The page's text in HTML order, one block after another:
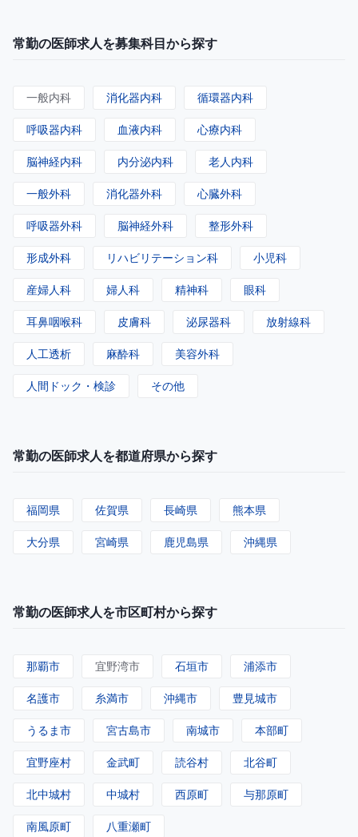
常勤の医師求人を募集科目から探す
一般内科 消化器内科 循環器内科
呼吸器内科 血液内科 心療内科
脳神経内科 内分泌内科 老人内科
一般外科 消化器外科 心臓外科
呼吸器外科 脳神経外科 整形外科
形成外科 リハビリテーション科 小児科
産婦人科 婦人科 精神科 眼科
耳鼻咽喉科 皮膚科 泌尿器科 放射線科
人工透析 麻酔科 美容外科
人間ドック・検診 その他
常勤の医師求人を都道府県から探す
福岡県 佐賀県 長崎県 熊本県
大分県 宮崎県 鹿児島県 沖縄県
常勤の医師求人を市区町村から探す
那覇市 宜野湾市 石垣市 浦添市
名護市 糸満市 沖縄市 豊見城市
うるま市 宮古島市 南城市 本部町
宜野座村 金武町 読谷村 北谷町
北中城村 中城村 西原町 与那原町
南風原町 八重瀬町